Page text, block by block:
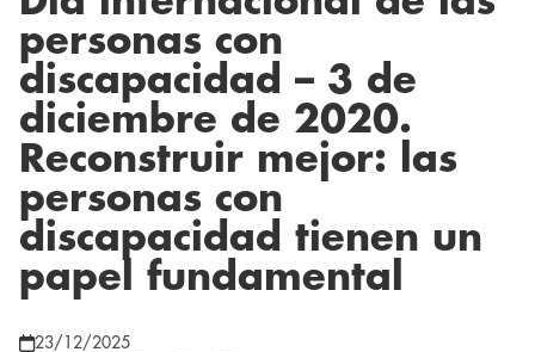
personas con
discapacidad – 3 de
diciembre de 2020.
Reconstruir mejor: las
personas con
discapacidad tienen un
papel fundamental
23/12/2025